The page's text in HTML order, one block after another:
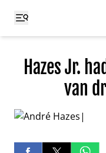
Hazes Jr.
van